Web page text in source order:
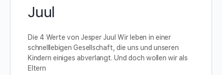
Juul
Die 4 Werte von Jesper Juul Wir leben in einer
schnelllebigen Gesellschaft, die uns und unseren
Kindern einiges abverlangt. Und doch wollen wir als
Eltern